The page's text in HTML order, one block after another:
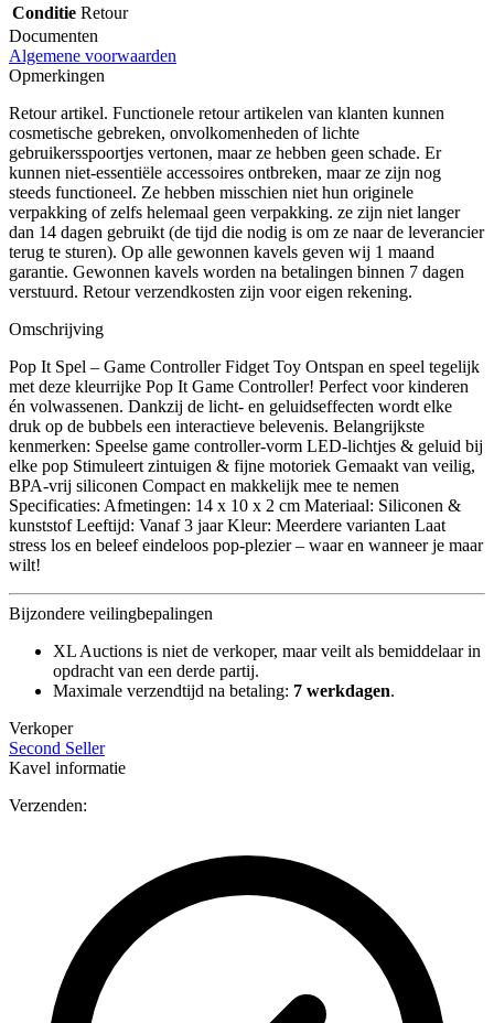
Conditie Retour
Documenten
Algemene voorwaarden
Opmerkingen
Retour artikel. Functionele retour artikelen van klanten kunnen
cosmetische gebreken, onvolkomenheden of lichte
gebruikersspoortjes vertonen, maar ze hebben geen schade. Er
kunnen niet-essentiële accessoires ontbreken, maar ze zijn nog
steeds functioneel. Ze hebben misschien niet hun originele
verpakking of zelfs helemaal geen verpakking. ze zijn niet langer
dan 14 dagen gebruikt (de tijd die nodig is om ze naar de leverancier
terug te sturen). Op alle gewonnen kavels geven wij 1 maand
garantie. Gewonnen kavels worden na betalingen binnen 7 dagen
verstuurd. Retour verzendkosten zijn voor eigen rekening.
Omschrijving
Pop It Spel – Game Controller Fidget Toy Ontspan en speel tegelijk
met deze kleurrijke Pop It Game Controller! Perfect voor kinderen
én volwassenen. Dankzij de licht- en geluidseffecten wordt elke
druk op de bubbels een interactieve belevenis. Belangrijkste
kenmerken: Speelse game controller-vorm LED-lichtjes & geluid bij
elke pop Stimuleert zintuigen & fijne motoriek Gemaakt van veilig,
BPA-vrij siliconen Compact en makkelijk mee te nemen
Specificaties: Afmetingen: 14 x 10 x 2 cm Materiaal: Siliconen &
kunststof Leeftijd: Vanaf 3 jaar Kleur: Meerdere varianten Laat
stress los en beleef eindeloos pop-plezier – waar en wanneer je maar
wilt!
Bijzondere veilingbepalingen
XL Auctions is niet de verkoper, maar veilt als bemiddelaar in
opdracht van een derde partij.
Maximale verzendtijd na betaling: 7 werkdagen.
Verkoper
Second Seller
Kavel informatie
Verzenden: